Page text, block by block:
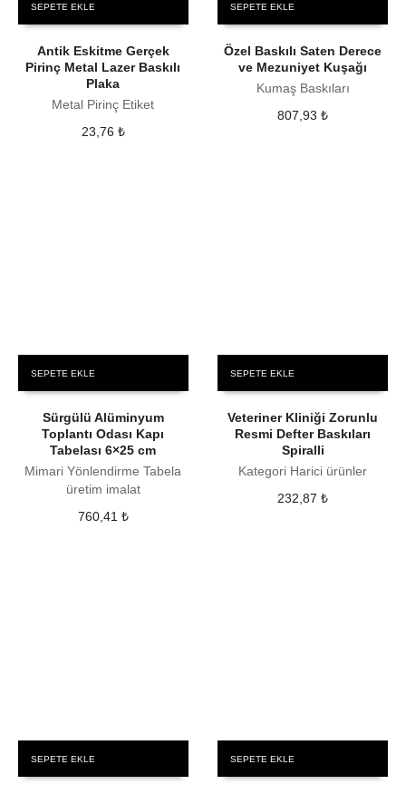
SEPETE EKLE
Antik Eskitme Gerçek
Pirinç Metal Lazer Baskılı
Plaka
Metal Pirinç Etiket
23,76 ₺
SEPETE EKLE
Özel Baskılı Saten Derece
ve Mezuniyet Kuşağı
Kumaş Baskıları
807,93₺
SEPETE EKLE
Sürgülü Alüminyum
Toplantı Odası Kapı
Tabelası 6×25 cm
Mimari Yönlendirme Tabela
üretim imalat
760,41 ₺
SEPETE EKLE
Veteriner Kliniği Zorunlu
Resmi Defter Baskıları
Spiralli
Kategori Harici ürünler
232,87₺
SEPETE EKLE SEPETE EKLE